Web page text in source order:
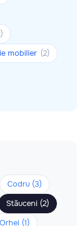
mobilier (2)
Codru (3)
Stăuceni (2)
Orhei (1)